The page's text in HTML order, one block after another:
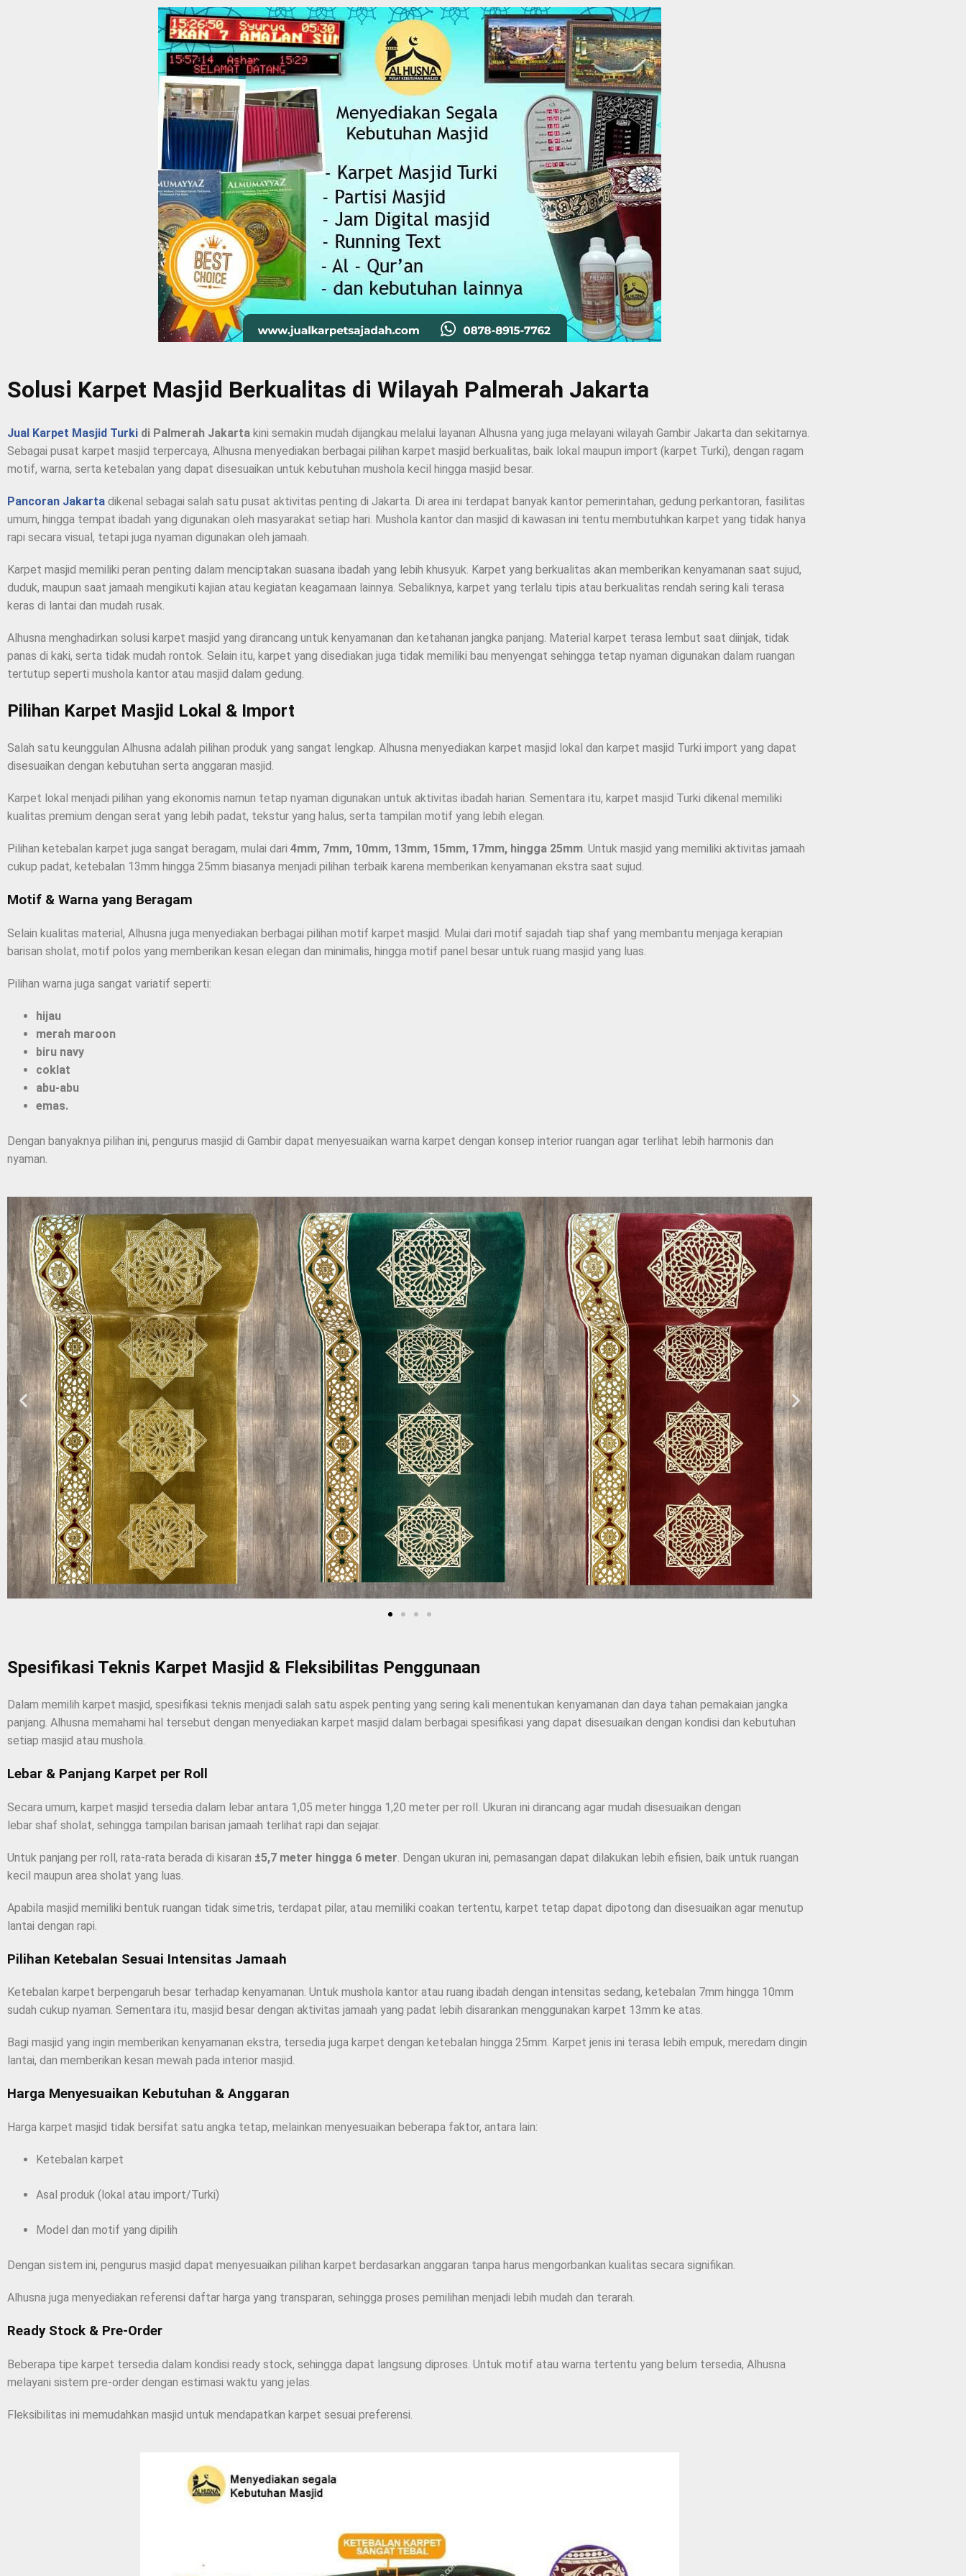
Solusi Karpet Masjid Berkualitas di Wilayah Palmerah Jakarta
Jual Karpet Masjid Turki di Palmerah Jakarta kini semakin mudah dijangkau melalui layanan Alhusna yang juga melayani wilayah Gambir Jakarta dan sekitarnya.
Sebagai pusat karpet masjid terpercaya, Alhusna menyediakan berbagai pilihan karpet masjid berkualitas, baik lokal maupun import (karpet Turki), dengan ragam
motif, warna, serta ketebalan yang dapat disesuaikan untuk kebutuhan mushola kecil hingga masjid besar.
Pancoran Jakarta dikenal sebagai salah satu pusat aktivitas penting di Jakarta. Di area ini terdapat banyak kantor pemerintahan, gedung perkantoran, fasilitas
umum, hingga tempat ibadah yang digunakan oleh masyarakat setiap hari. Mushola kantor dan masjid di kawasan ini tentu membutuhkan karpet yang tidak hanya
rapi secara visual, tetapi juga nyaman digunakan oleh jamaah.
Karpet masjid memiliki peran penting dalam menciptakan suasana ibadah yang lebih khusyuk. Karpet yang berkualitas akan memberikan kenyamanan saat sujud,
duduk, maupun saat jamaah mengikuti kajian atau kegiatan keagamaan lainnya. Sebaliknya, karpet yang terlalu tipis atau berkualitas rendah sering kali terasa
keras di lantai dan mudah rusak.
Alhusna menghadirkan solusi karpet masjid yang dirancang untuk kenyamanan dan ketahanan jangka panjang. Material karpet terasa lembut saat diinjak, tidak
panas di kaki, serta tidak mudah rontok. Selain itu, karpet yang disediakan juga tidak memiliki bau menyengat sehingga tetap nyaman digunakan dalam ruangan
tertutup seperti mushola kantor atau masjid dalam gedung.
Pilihan Karpet Masjid Lokal & Import
Salah satu keunggulan Alhusna adalah pilihan produk yang sangat lengkap. Alhusna menyediakan karpet masjid lokal dan karpet masjid Turki import yang dapat
disesuaikan dengan kebutuhan serta anggaran masjid.
Karpet lokal menjadi pilihan yang ekonomis namun tetap nyaman digunakan untuk aktivitas ibadah harian. Sementara itu, karpet masjid Turki dikenal memiliki
kualitas premium dengan serat yang lebih padat, tekstur yang halus, serta tampilan motif yang lebih elegan.
Pilihan ketebalan karpet juga sangat beragam, mulai dari 4mm, 7mm, 10mm, 13mm, 15mm, 17mm, hingga 25mm . Untuk masjid yang memiliki aktivitas jamaah
cukup padat, ketebalan 13mm hingga 25mm biasanya menjadi pilihan terbaik karena memberikan kenyamanan ekstra saat sujud.
Motif & Warna yang Beragam
Selain kualitas material, Alhusna juga menyediakan berbagai pilihan motif karpet masjid. Mulai dari motif sajadah tiap shaf yang membantu menjaga kerapian
barisan sholat, motif polos yang memberikan kesan elegan dan minimalis, hingga motif panel besar untuk ruang masjid yang luas.
Pilihan warna juga sangat variatif seperti:
hijau
merah maroon
biru navy
coklat
abu-abu
emas.
Dengan banyaknya pilihan ini, pengurus masjid di Gambir dapat menyesuaikan warna karpet dengan konsep interior ruangan agar terlihat lebih harmonis dan
nyaman.
Spesifikasi Teknis Karpet Masjid & Fleksibilitas Penggunaan
Dalam memilih karpet masjid, spesifikasi teknis menjadi salah satu aspek penting yang sering kali menentukan kenyamanan dan daya tahan pemakaian jangka
panjang. Alhusna memahami hal tersebut dengan menyediakan karpet masjid dalam berbagai spesifikasi yang dapat disesuaikan dengan kondisi dan kebutuhan
setiap masjid atau mushola.
Lebar & Panjang Karpet per Roll
Secara umum, karpet masjid tersedia dalam lebar antara 1,05 meter hingga 1,20 meter per roll. Ukuran ini dirancang agar mudah disesuaikan dengan
lebar shaf sholat, sehingga tampilan barisan jamaah terlihat rapi dan sejajar.
Untuk panjang per roll, rata-rata berada di kisaran ±5,7 meter hingga 6 meter . Dengan ukuran ini, pemasangan dapat dilakukan lebih efisien, baik untuk ruangan
kecil maupun area sholat yang luas.
Apabila masjid memiliki bentuk ruangan tidak simetris, terdapat pilar, atau memiliki coakan tertentu, karpet tetap dapat dipotong dan disesuaikan agar menutup
lantai dengan rapi.
Pilihan Ketebalan Sesuai Intensitas Jamaah
Ketebalan karpet berpengaruh besar terhadap kenyamanan. Untuk mushola kantor atau ruang ibadah dengan intensitas sedang, ketebalan 7mm hingga 10mm
sudah cukup nyaman. Sementara itu, masjid besar dengan aktivitas jamaah yang padat lebih disarankan menggunakan karpet 13mm ke atas.
Bagi masjid yang ingin memberikan kenyamanan ekstra, tersedia juga karpet dengan ketebalan hingga 25mm. Karpet jenis ini terasa lebih empuk, meredam dingin
lantai, dan memberikan kesan mewah pada interior masjid.
Harga Menyesuaikan Kebutuhan & Anggaran
Harga karpet masjid tidak bersifat satu angka tetap, melainkan menyesuaikan beberapa faktor, antara lain:
Ketebalan karpet
Asal produk (lokal atau import/Turki)
Model dan motif yang dipilih
Dengan sistem ini, pengurus masjid dapat menyesuaikan pilihan karpet berdasarkan anggaran tanpa harus mengorbankan kualitas secara signifikan.
Alhusna juga menyediakan referensi daftar harga yang transparan, sehingga proses pemilihan menjadi lebih mudah dan terarah.
Ready Stock & Pre-Order
Beberapa tipe karpet tersedia dalam kondisi ready stock, sehingga dapat langsung diproses. Untuk motif atau warna tertentu yang belum tersedia, Alhusna
melayani sistem pre-order dengan estimasi waktu yang jelas.
Fleksibilitas ini memudahkan masjid untuk mendapatkan karpet sesuai preferensi.